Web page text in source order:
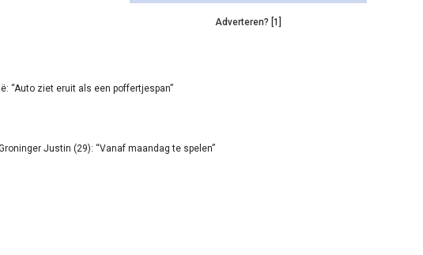
Adverteren? [1]
“Auto ziet eruit als een poffertjespan”
Justin (29): “Vanaf maandag te spelen”